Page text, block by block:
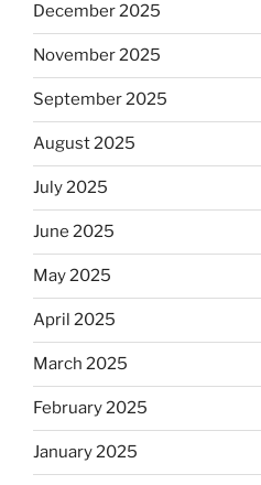
December 2025
November 2025
September 2025
August 2025
July 2025
June 2025
May 2025
April 2025
March 2025
February 2025
January 2025